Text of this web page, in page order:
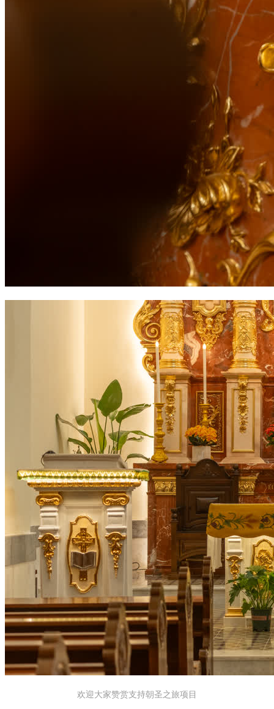
欢迎大家赞赏支持朝圣之旅项目